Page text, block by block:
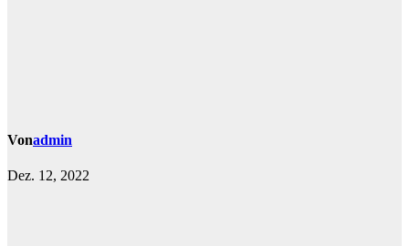
Vonadmin
Dez. 12, 2022